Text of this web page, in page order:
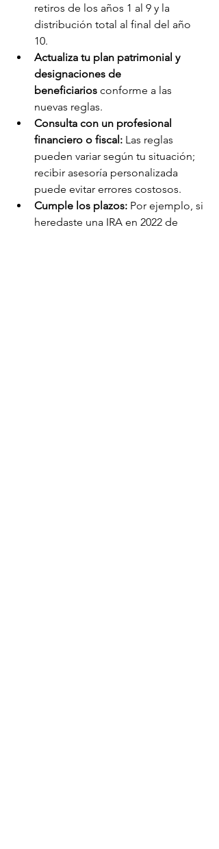
retiros de los años 1 al 9 y la
distribución total al final del año
10.
Actualiza tu plan patrimonial y
designaciones de
beneficiarios conforme a las
nuevas reglas.
Consulta con un profesional
financiero o fiscal: Las reglas
pueden variar según tu situación;
recibir asesoría personalizada
puede evitar errores costosos.
Cumple los plazos: Por ejemplo, si
heredaste una IRA en 2022 de